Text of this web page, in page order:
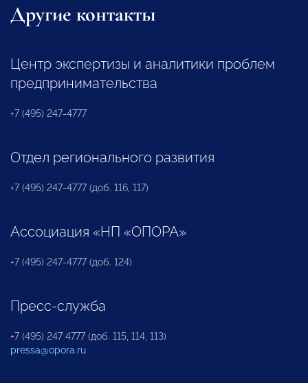
Другие контакты
Центр экспертизы и аналитики проблем
предпринимательства
+7 (495) 247-4777
Отдел регионального развития
+7 (495) 247-4777 (доб. 116, 117)
Ассоциация «НП «ОПОРА»
+7 (495) 247-4777 (доб. 124)
Пресс-служба
+7 (495) 247 4777 (доб. 115, 114, 113)
pressa@opora.ru